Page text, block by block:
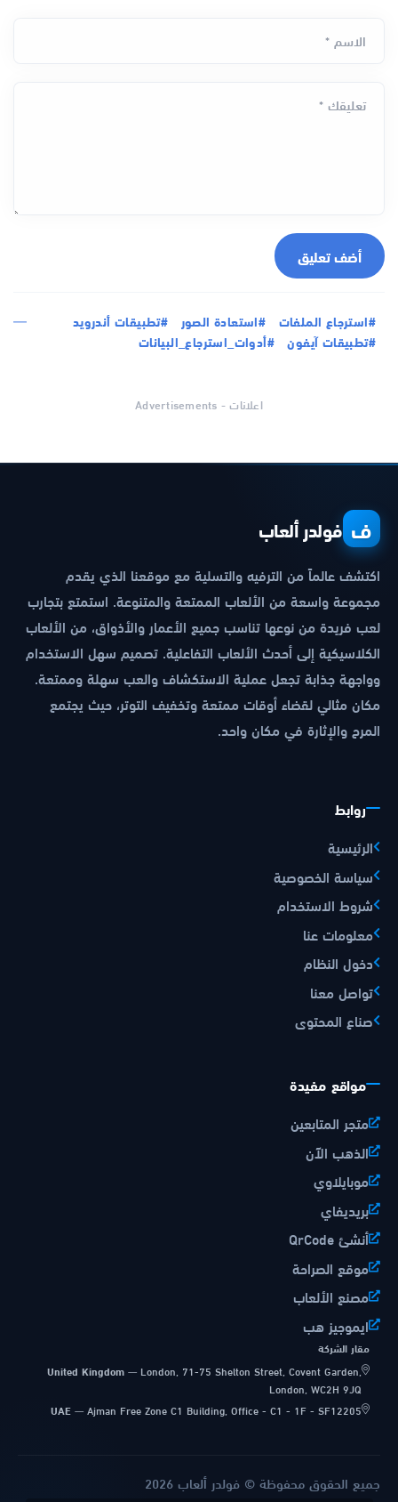
الاسم *
تعليقك *
أضف تعليق
#استرجاع الملفات #استعادة الصور
#تطبيقات أندرويد
#تطبيقات آيفون
#أدوات_استرجاع_البيانات
اعلانات - Advertisements
ف فولدر ألعاب
اكتشف عالماً من الترفيه والتسلية مع موقعنا الذي يقدم
مجموعة واسعة من الألعاب الممتعة والمتنوعة. استمتع بتجارب
لعب فريدة من نوعها تناسب جميع الأعمار والأذواق، من الألعاب
الكلاسيكية إلى أحدث الألعاب التفاعلية. تصميم سهل الاستخدام
وواجهة جذابة تجعل عملية الاستكشاف والعب سهلة وممتعة.
مكان مثالي لقضاء أوقات ممتعة وتخفيف التوتر، حيث يجتمع
المرح والإثارة في مكان واحد.
روابط
الرئيسية
سياسة الخصوصية
شروط الاستخدام
معلومات عنا
دخول النظام
تواصل معنا
صناع المحتوى
مواقع مفيدة
متجر المتابعين
الذهب الآن
موبايلاوي
بريديفاي
أنشئ QrCode
موقع الصراحة
مصنع الألعاب
ايموجيز هب
مقار الشركة
United Kingdom — London, 71-75 Shelton Street, Covent Garden,
London, WC2H 9JQ
UAE — Ajman Free Zone C1 Building, Office - C1 - 1F - SF12205
جميع الحقوق محفوظة © فولدر ألعاب 2026